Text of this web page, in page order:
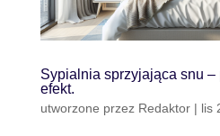
Sypialnia sprzyjająca snu –
efekt.
utworzone przez Redaktor| lis